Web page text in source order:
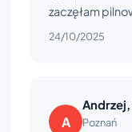
zaczęłam
24/10/2025
A
Poznań